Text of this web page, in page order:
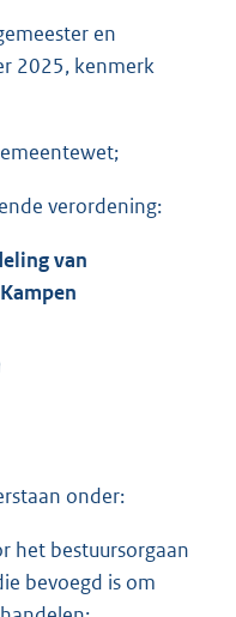
en
2025, kenmerk
verordening:
van
onder:
het bestuursorgaan
bevoegd is om